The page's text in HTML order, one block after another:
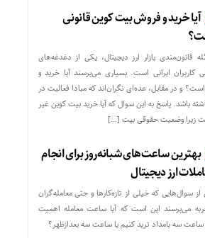
آیا خرید و فروش بیت کوین قانونی
قانون‌مندی بازار ارز دیجیتال، یکی از دغدغه‌های
کاربران ایرانی است. بسیاری می‌پرسند آیا خرید و
و در مقابل، عده‌ای نگران‌اند که مبادا فعالیت در
باشد. پاسخ به این سوال که آیا خرید بیت کوین غیر
زیرا وضعیت حقوقی بیت‌ […]
بهترین ساعت‌های شبانه‌روز برای انجام
ارز دیجیتال
سوال‌هایی که خیلی از تازه‌کارها و حتی معامله‌گران
می‌پرسند این است که آیا ساعت معامله اهمیت
ساعت سه بامداد ترید کنیم یا ساعت سه بعدازظهر؟